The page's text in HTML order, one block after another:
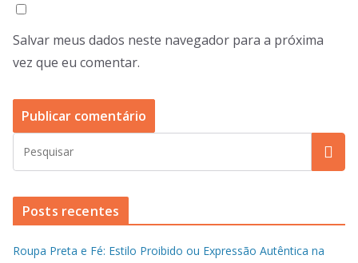
Salvar meus dados neste navegador para a próxima
vez que eu comentar.
Posts recentes
Roupa Preta e Fé: Estilo Proibido ou Expressão Autêntica na